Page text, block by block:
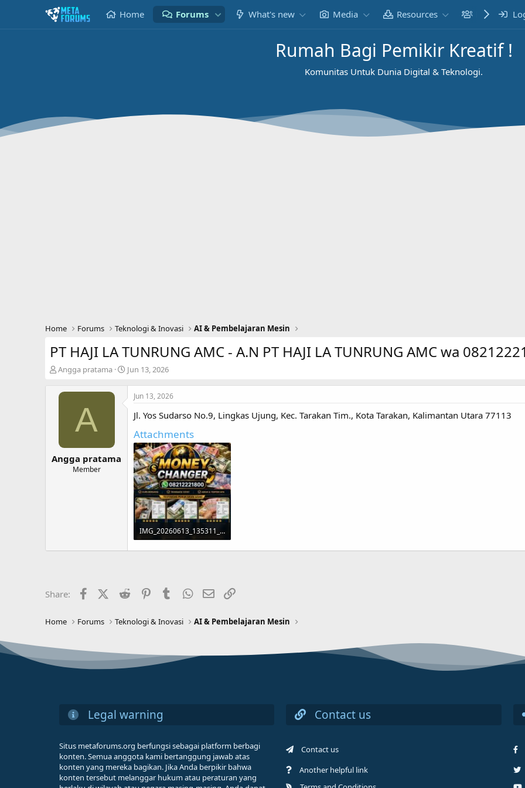
Home Forums What's new Media Resources Members
Rumah Bagi Pemikir Kreatif !
Komunitas Untuk Dunia Digital & Teknologi.
Home Forums Teknologi & Inovasi AI & Pembelajaran Mesin
PT HAJI LA TUNRUNG AMC - A.N PT HAJI LA TUNRUNG AMC wa
T
e
t
r
Angga pratama
S
r
t
Jun 13, 2026
A
Angga pratama
Member
Jun 13, 2026
Jl. Yos Sudarso No.9, Lingkas Ujung, Kec. Tarakan Tim., Kota Tarakan, Kalimantan Utara 77113
Attachments
IMG_20260613_135311_004.jpg
166.1 KB · Views: 6
Share: FacebookX (Twitter)
Reddit PinterestTumblr WhatsApp
Email
Home Forums Teknologi & Inovasi AI & Pembelajaran Mesin
Legal warning
Situs metaforums.org berfungsi sebagai platform berbagi
konten. Semua anggota kami bertanggung jawab atas
konten yang mereka bagikan. Jika Anda berpikir bahwa
konten tersebut melanggar hukum atau peraturan yang
Contact us
Contact us
Another helpful link